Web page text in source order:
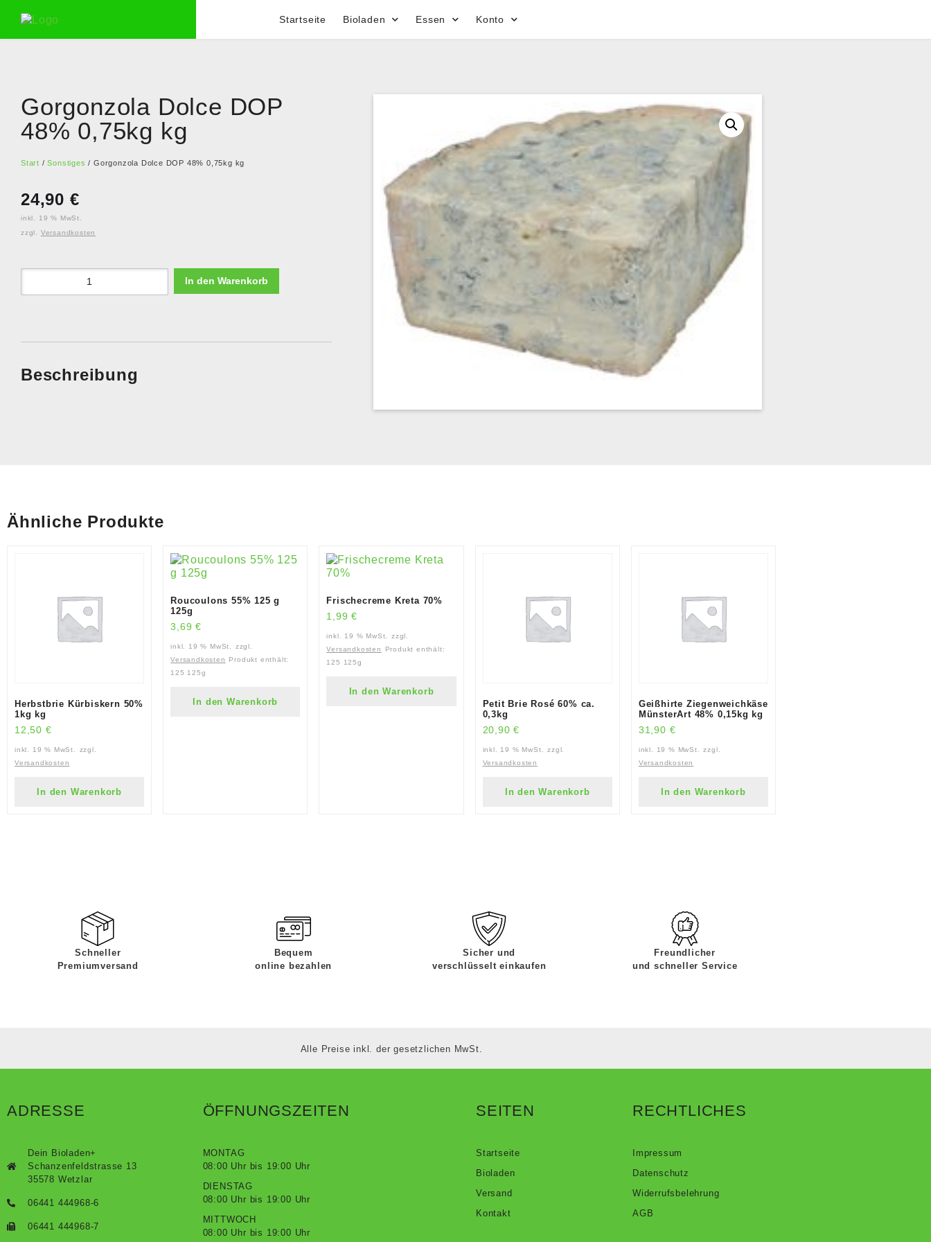
Startseite Bioladen Essen Konto
Gorgonzola Dolce DOP
48% 0,75kg kg
Start /Sonstiges / Gorgonzola Dolce DOP 48% 0,75kg kg
24,90 €
inkl. 19 % MwSt.
zzgl. Versandkosten
In den Warenkorb
Beschreibung
Ähnliche Produkte
Herbstbrie Kürbiskern 50%
1kg kg
12,50 €
inkl. 19 % MwSt.
zzgl.
Versandkosten
In den Warenkorb
Roucoulons 55% 125 g
125g
3,69€
inkl. 19 % MwSt.
zzgl.
Versandkosten
Produkt enthält:
125 125g
In den Warenkorb
Frischecreme Kreta 70%
1,99€
inkl. 19 % MwSt.
zzgl.
Versandkosten
Produkt enthält:
125
125g
In den Warenkorb
Petit Brie Rosé 60% ca.
0,3kg
20,90€
inkl. 19 % MwSt. zzgl.
Versandkosten
In den Warenkorb
Geißhirte Ziegenweichkäse
MünsterArt 48% 0,15kg kg
31,90 €
inkl. 19 % MwSt. zzgl.
Versandkosten
In den Warenkorb
Schneller
Premiumversand
Bequem
online bezahlen
Sicher und
verschlüsselt einkaufen
Freundlicher
und schneller Service
Alle Preise inkl. der gesetzlichen MwSt.
ADRESSE
Dein Bioladen+
Schanzenfeldstrasse 13
35578 Wetzlar
06441 444968-6
06441 444968-7
ÖFFNUNGSZEITEN
MONTAG
08:00 Uhr bis 19:00 Uhr
DIENSTAG
08:00 Uhr bis 19:00 Uhr
MITTWOCH
08:00 Uhr bis 19:00 Uhr
SEITEN
Startseite
Bioladen
Versand
Kontakt
RECHTLICHES
Impressum
Datenschutz
Widerrufsbelehrung
AGB